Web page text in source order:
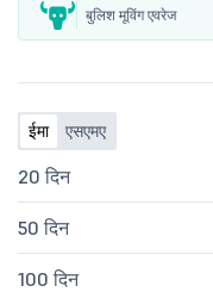
बुलिश मूविंग एवरेज
ईमा एसएमए
20 दिन
50 दिन
100 दिन